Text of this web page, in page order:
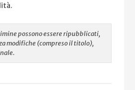
possono essere ripubblicati,
modifiche (compreso il titolo),